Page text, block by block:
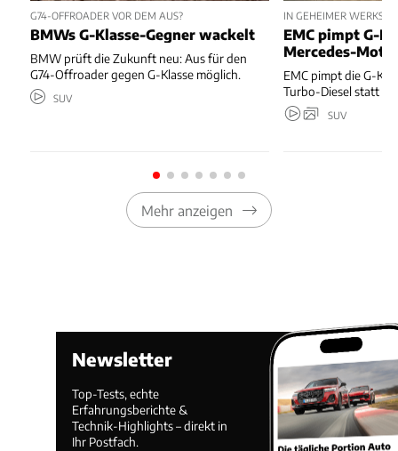
G74-OFFROADER VOR DEM AUS?
BMWs G-Klasse-Gegner wackelt
BMW prüft die Zukunft neu: Aus für den
G74-Offroader gegen G-Klasse möglich.
SUV
IN GEHEIMER
EMC pimpt G-
Mercedes-
EMC pimpt die G-
Turbo-Diesel statt
SUV
Mehr anzeigen
Newsletter
Top-Tests, echte
Erfahrungsberichte &
Technik-Highlights – direkt in
Ihr Postfach.